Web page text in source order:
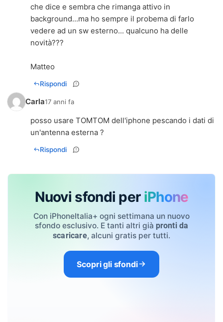
che dice e sembra che rimanga attivo in
background...ma ho sempre il probema di farlo
vedere ad un sw esterno... qualcuno ha delle
novità???
Matteo
Rispondi
Carla17 anni fa
posso usare TOMTOM dell'iphone pescando i dati di
un'antenna esterna ?
Rispondi
Nuovi sfondi per iPhone
Con iPhoneItalia+ ogni settimana un nuovo
sfondo esclusivo. E tanti altri già pronti da
scaricare, alcuni gratis per tutti.
Scopri gli sfondi